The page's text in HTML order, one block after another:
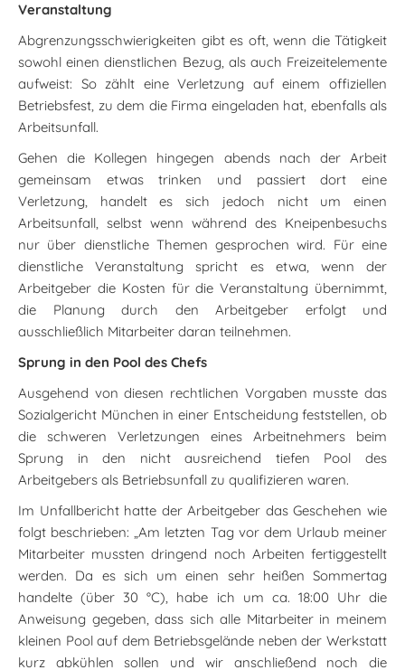
Veranstaltung
Abgrenzungsschwierigkeiten gibt es oft, wenn die Tätigkeit
sowohl einen dienstlichen Bezug, als auch Freizeitelemente
aufweist: So zählt eine Verletzung auf einem offiziellen
Betriebsfest, zu dem die Firma eingeladen hat, ebenfalls als
Arbeitsunfall.
Gehen die Kollegen hingegen abends nach der Arbeit
gemeinsam etwas trinken und passiert dort eine
Verletzung, handelt es sich jedoch nicht um einen
Arbeitsunfall, selbst wenn während des Kneipenbesuchs
nur über dienstliche Themen gesprochen wird. Für eine
dienstliche Veranstaltung spricht es etwa, wenn der
Arbeitgeber die Kosten für die Veranstaltung übernimmt,
die Planung durch den Arbeitgeber erfolgt und
ausschließlich Mitarbeiter daran teilnehmen.
Sprung in den Pool des Chefs
Ausgehend von diesen rechtlichen Vorgaben musste das
Sozialgericht München in einer Entscheidung feststellen, ob
die schweren Verletzungen eines Arbeitnehmers beim
Sprung in den nicht ausreichend tiefen Pool des
Arbeitgebers als Betriebsunfall zu qualifizieren waren.
Im Unfallbericht hatte der Arbeitgeber das Geschehen wie
folgt beschrieben: „Am letzten Tag vor dem Urlaub meiner
Mitarbeiter mussten dringend noch Arbeiten fertiggestellt
werden. Da es sich um einen sehr heißen Sommertag
handelte (über 30 °C), habe ich um ca. 18:00 Uhr die
Anweisung gegeben, dass sich alle Mitarbeiter in meinem
kleinen Pool auf dem Betriebsgelände neben der Werkstatt
kurz abkühlen sollen und wir anschließend noch die